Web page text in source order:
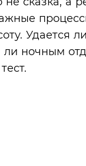
Удается
ли ночным